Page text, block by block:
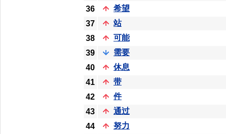
36
希望
37
站
38
可能
39
需要
40
休息
41
带
42
件
43
通过
44
努力